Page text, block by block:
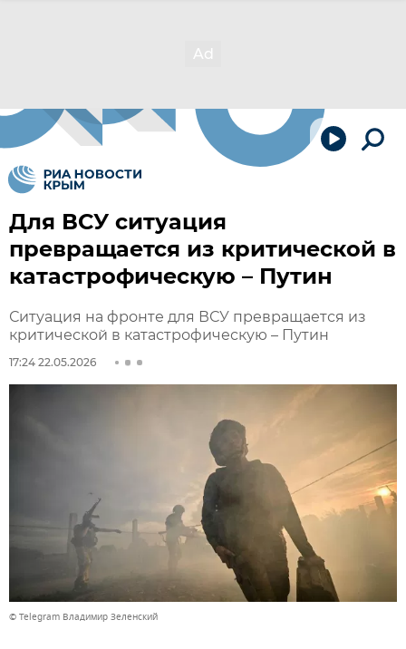
Для ВСУ ситуация
превращается из критической в
катастрофическую – Путин
Ситуация на фронте для ВСУ превращается из
критической в катастрофическую – Путин
17:24 22.05.2026
© Telegram Владимир Зеленский